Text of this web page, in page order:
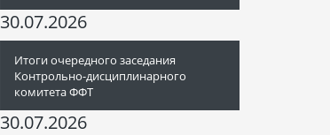
30.07.2026
Итоги очередного заседания
Контрольно-дисциплинарного
комитета ФФТ
30.07.2026